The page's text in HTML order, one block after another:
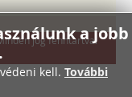
a jobb
kell. További
jog fenntartva.